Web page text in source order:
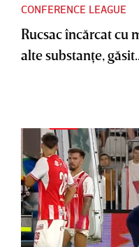
CONFERENCE LEAGUE
Rucsac încărcat cu
alte substanţe,